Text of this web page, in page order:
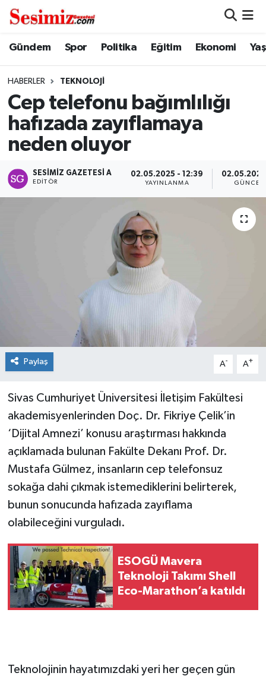
Gündem Spor Politika Eğitim Ekonomi
HABERLER TEKNOLOJI
Cep telefonu bağımlılığı
hafızada zayıflamaya
neden oluyor
SESIMIZ GAZETESI A
EDITÖR
02.05.2025 - 12:39
YAYINLANMA
Paylaş A- A+
Sivas Cumhuriyet Üniversitesi İletişim Fakültesi
akademisyenlerinden Doç. Dr. Fikriye Çelik’in
‘Dijital Amnezi’ konusu araştırması hakkında
açıklamada bulunan Fakülte Dekanı Prof. Dr.
Mustafa Gülmez, insanların cep telefonsuz
sokağa dahi çıkmak istemediklerini belirterek,
bunun sonucunda hafızada zayıflama
olabileceğini vurguladı.
ESOGÜ Mavera
Teknoloji Takımı Shell
Eco-Marathon’a katıldı
Teknolojinin hayatımızdaki yeri her geçen gün
Dünya
Ekonomi
Genel
Gündem
Magazin
Tokat Haberleri
Nöbetçi Eczaneler
Namaz Vakitleri
Trafik Durumu
Süper Lig Puan Durumu ve Fikstür
Tüm Manşetler
Son Dakika Haberleri